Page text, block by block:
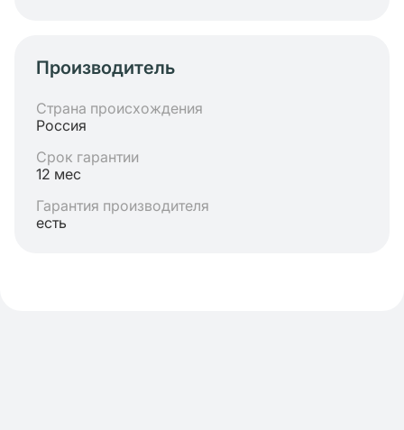
Производитель
Страна происхождения
Россия
Срок гарантии
12 мес
Гарантия производителя
есть